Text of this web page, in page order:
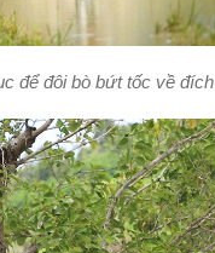
để đôi bò bứt tốc về đích